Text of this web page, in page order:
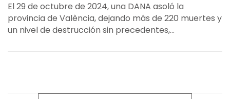
El 29 de octubre de 2024, una DANA asoló la
provincia de València, dejando más de 220 muertes y
un nivel de destrucción sin precedentes,...